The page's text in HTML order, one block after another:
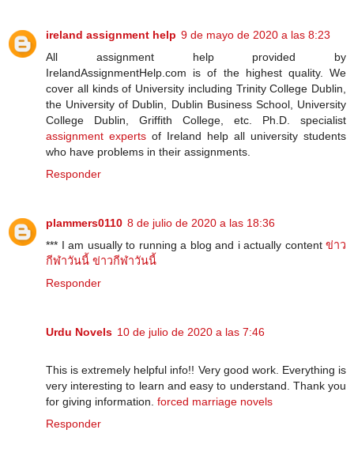
ireland assignment help 9 de mayo de 2020 a las 8:23
All assignment help provided by
IrelandAssignmentHelp.com is of the highest quality. We
cover all kinds of University including Trinity College Dublin,
the University of Dublin, Dublin Business School, University
College Dublin, Griffith College, etc. Ph.D. specialist
assignment experts of Ireland help all university students
who have problems in their assignments.
Responder
plammers0110 8 de julio de 2020 a las 18:36
*** I am usually to running a blog and i actually content ข่าว
กีฬาวันนี้ ข่าวกีฬาวันนี้
Responder
Urdu Novels 10 de julio de 2020 a las 7:46
This is extremely helpful info!! Very good work. Everything is
very interesting to learn and easy to understand. Thank you
for giving information. forced marriage novels
Responder